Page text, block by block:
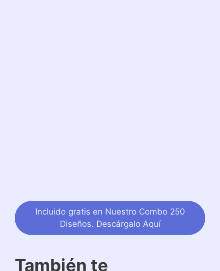
Incluido gratis en Nuestro Combo 250
Diseños. Descárgalo Aquí
También te